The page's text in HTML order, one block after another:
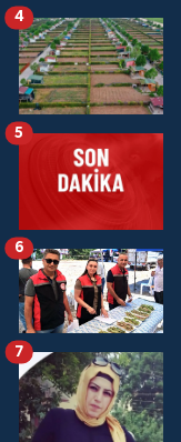
4
5
6
7